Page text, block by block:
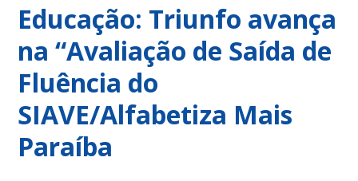
Educação: Triunfo avança
na “Avaliação de Saída de
Fluência do
SIAVE/Alfabetiza Mais
Paraíba